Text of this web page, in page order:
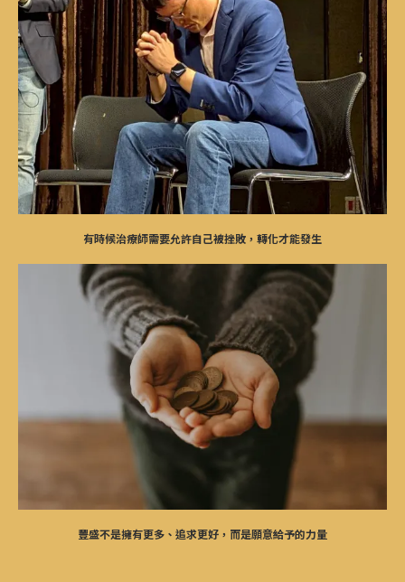
有時候治療師需要允許自己被挫敗，轉化才能發生
豐盛不是擁有更多、追求更好，而是願意給予的力量